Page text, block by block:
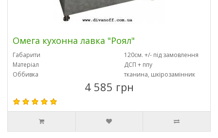
Омега кухонна лавка "Роял"
Габарити
120см. +/- під замовлення
Матеріал
ДСП + ппу
Оббивка
тканина, шкірозамінник
4 585 грн